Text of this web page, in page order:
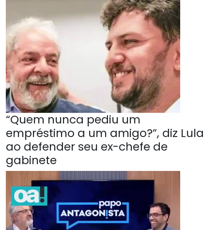
“Quem nunca pediu um
empréstimo a um amigo?”, diz Lula
ao defender seu ex-chefe de
gabinete